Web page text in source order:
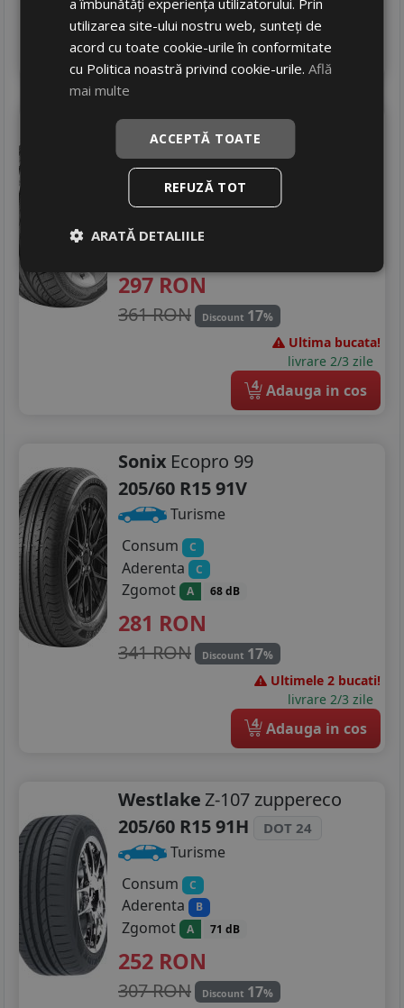
In stoc - peste 12 buc
livrare 5/7 zile
4 Adauga in cos
MazziniEco605 plus
205/60 R15 91V
Turisme
Consum C
Aderenta C
297 RON
361 RON Discount 17%
Ultima bucata!
livrare 2/3 zile
4 Adauga in cos
Sonix Ecopro 99
205/60 R15 91V
Turisme
Consum
C
Aderenta C
Zgomot A 68 dB
281 RON
341 RON Discount 17%
Ultimele 2 bucati!
livrare 2/3 zile
4 Adauga in cos
WestlakeZ-107 zuppereco
205/60 R15 91H
DOT 24
Turisme
Consum
C
Aderenta B
Zgomot A 71 dB
252 RON
307 RON Discount 17%
a îmbunătăți experiența utilizatorului. Prin
utilizarea site-ului nostru web, sunteți de
acord cu toate cookie-urile în conformitate
cu Politica noastră privind cookie-urile.Află
mai multe
ACCEPTĂ TOATE
REFUZĂ TOT
ARATĂ DETALIILE